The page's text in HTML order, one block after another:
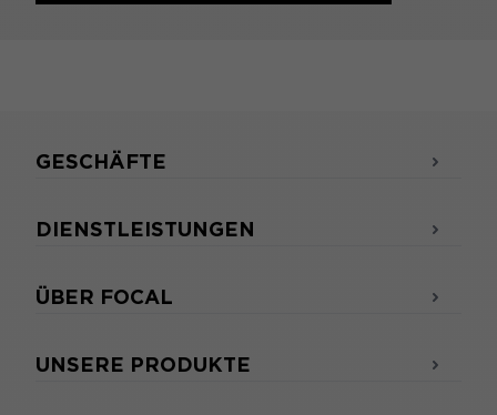
GESCHÄFTE
DIENSTLEISTUNGEN
ÜBER FOCAL
UNSERE PRODUKTE